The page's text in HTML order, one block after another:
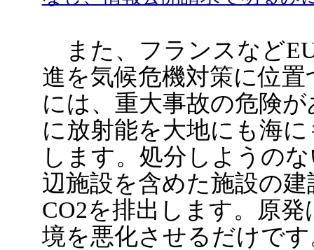
また、フランスなど
進を気候危機対策に位
には、重大事故の危険
に放射能を大地にも海
します。処分しようの
辺施設を含めた施設の
CO2を排出します。原
境を悪化させるだけで